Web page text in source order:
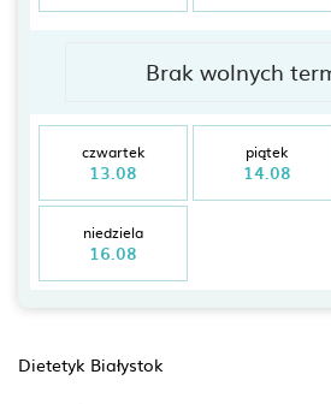
Brak wolnych
czwartek
13.08
piątek
14.08
niedziela
16.08
Dietetyk Białystok